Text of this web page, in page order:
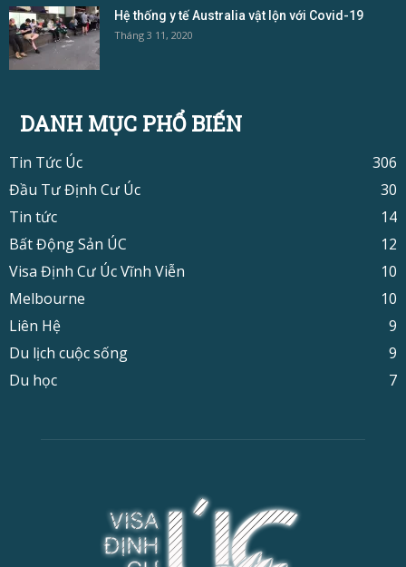
Hệ thống y tế Australia vật lộn với Covid-19
Tháng 3 11, 2020
DANH MỤC PHỔ BIẾN
Tin Tức Úc
306
Đầu Tư Định Cư Úc
30
Tin tức
14
Bất Động Sản ÚC
12
Visa Định Cư Úc Vĩnh Viễn
10
Melbourne
10
Liên Hệ
9
Du lịch cuộc sống
9
Du học
7